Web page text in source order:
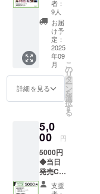
ショッ
トチェ
キプラ
かみる
とアイ
ドルさ
んの
ツー
ショッ
トチェ
※郵送に
て送付
みるポ
スト
カー
ド
100×14
8 みる
者：
9人
お届
け予
定：
2025
年09
月
詳細を見る
こ
の
リ
タ
ー
ン
を
選
択
す
る
5,0
00 円
5000円
◆当日
発売CD
※収録曲
3曲予定
支援